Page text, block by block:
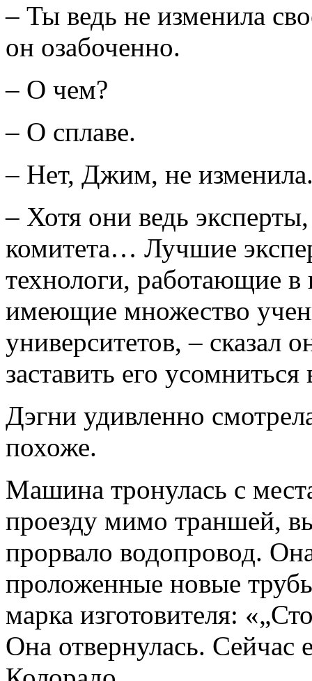
– Ты ведь не изменила
он озабоченно.
– О чем?
– О сплаве.
– Нет, Джим, не
– Хотя они ведь
комитета… Лучшие
технологи, работающие
имеющие множество
университетов, – сказал
заставить его
Дэгни удивленно
похоже.
Машина тронулась с
проезду мимо траншей,
прорвало водопровод.
проложенные новые
марка изготовителя:
Она отвернулась. Сейчас